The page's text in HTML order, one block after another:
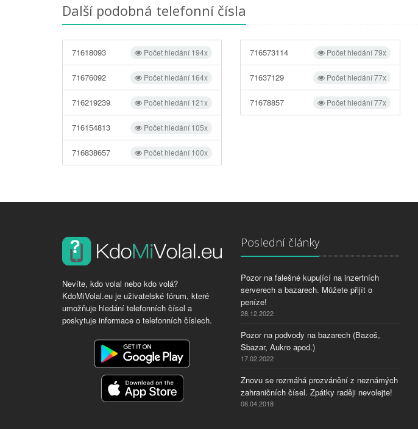
Další podobná telefonní čísla
Počet hledání 194x
71618093
Počet hledání 164x
71676092
Počet hledání 121x
716219239
Počet hledání 105x
716154813
Počet hledání 100x
716838657
Počet hledání 79x
716573114
Počet hledání 77x
71637129
Počet hledání 77x
71678857
Nevíte, kdo volal nebo kdo volá?
KdoMiVolal.eu je uživatelské fórum, které
umožňuje hledání telefonních čísel a
poskytuje informace o telefonních číslech.
Poslední články
Pozor na falešné kupující na inzertních
serverech a bazarech. Můžete přijít o
peníze!
28.12.2022
Pozor na podvody na bazarech (Bazoš,
Sbazar, Aukro apod.)
17.02.2022
Znovu se rozmáhá prozvánění z neznámých
zahraničních čísel. Zpátky raději nevolejte!
08.04.2018